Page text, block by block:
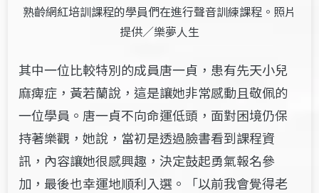
熟齡網紅培訓課程的學員們在進行聲音訓練課程。照片
提供／樂夢人生
其中一位比較特別的成員唐一貞，患有先天小兒
麻痺症，黃若蘭說，這是讓她非常感動且敬佩的
一位學員。唐一貞不向命運低頭，面對困境仍保
持著樂觀，她說，當初是透過臉書看到課程資
訊，內容讓她很感興趣，決定鼓起勇氣報名參
加，最後也幸運地順利入選。「以前我會覺得老